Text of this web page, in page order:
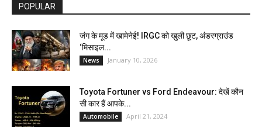
POPULAR
जंग के मूड में खामेनेई! IRGC को खुली छूट, अंडरग्राउंड
‘मिसाइल...
News January 10, 2026
Toyota Fortuner vs Ford Endeavour: देखें कौन
सी कार हैं आपके...
Automobile April 21, 2024